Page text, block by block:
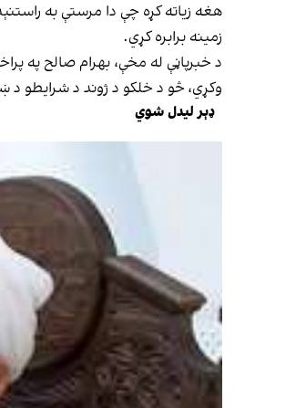
هغه زیاته کړه چې دا مرستې به
زمینه برابره کړي.
د خبرپاڼې له مخې، بهرام صالح په
وکړي، څو د خلکو د ژوند د شرایطو د
ډېر لیدل شوي